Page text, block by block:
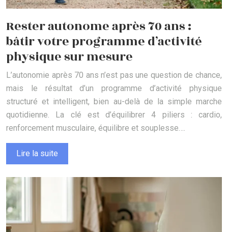
Rester autonome après 70 ans :
bâtir votre programme d’activité
physique sur mesure
L’autonomie après 70 ans n’est pas une question de chance,
mais le résultat d’un programme d’activité physique
structuré et intelligent, bien au-delà de la simple marche
quotidienne. La clé est d’équilibrer 4 piliers : cardio,
renforcement musculaire, équilibre et souplesse….
Lire la suite